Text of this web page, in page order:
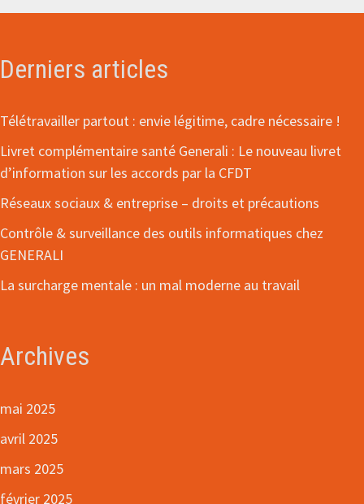
Derniers articles
Télétravailler partout : envie légitime, cadre nécessaire !
Livret complémentaire santé Generali : Le nouveau livret
d’information sur les accords par la CFDT
Réseaux sociaux & entreprise – droits et précautions
Contrôle & surveillance des outils informatiques chez
GENERALI
La surcharge mentale : un mal moderne au travail
Archives
mai 2025
avril 2025
mars 2025
février 2025